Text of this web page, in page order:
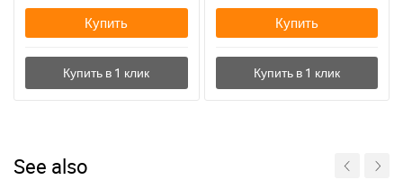
Купить Купить
See also